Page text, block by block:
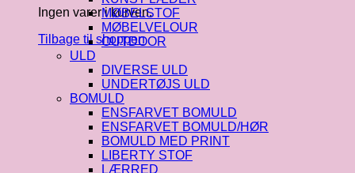
Ingen varer i kurven.
Tilbage til shoppen
MØBELSTOF
MØBELVELOUR
OUTDOOR
ULD
DIVERSE ULD
UNDERTØJS ULD
BOMULD
ENSFARVET BOMULD
ENSFARVET BOMULD/HØR
BOMULD MED PRINT
LIBERTY STOF
LÆRRED